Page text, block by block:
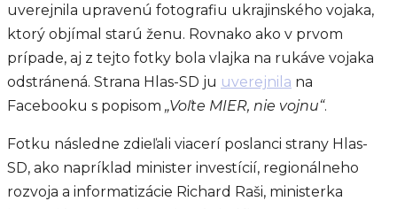
uverejnila upravenú fotografiu ukrajinského vojaka,
ktorý objímal starú ženu. Rovnako ako v prvom
prípade, aj z tejto fotky bola vlajka na rukáve vojaka
odstránená. Strana Hlas-SD ju uverejnila na
Facebooku s popisom „Voľte MIER, nie vojnu“.
Fotku následne zdieľali viacerí poslanci strany Hlas-
SD, ako napríklad minister investícií, regionálneho
rozvoja a informatizácie Richard Raši, ministerka